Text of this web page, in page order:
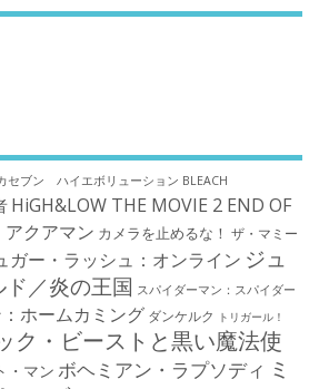
セブン ハイエボリューション BLEACH
HiGH&LOW THE MOVIE 2 END OF
アクアマン カメラを止めるな！ ザ・マミー
ガー・ラッシュ：オンライン ジュ
／炎の王国 スパイダーマン：スパイダー
ホームカミング ダンケルク トリガール！
ク・ビーストと黒い魔法使
・マン ボヘミアン・ラプソディ ミ